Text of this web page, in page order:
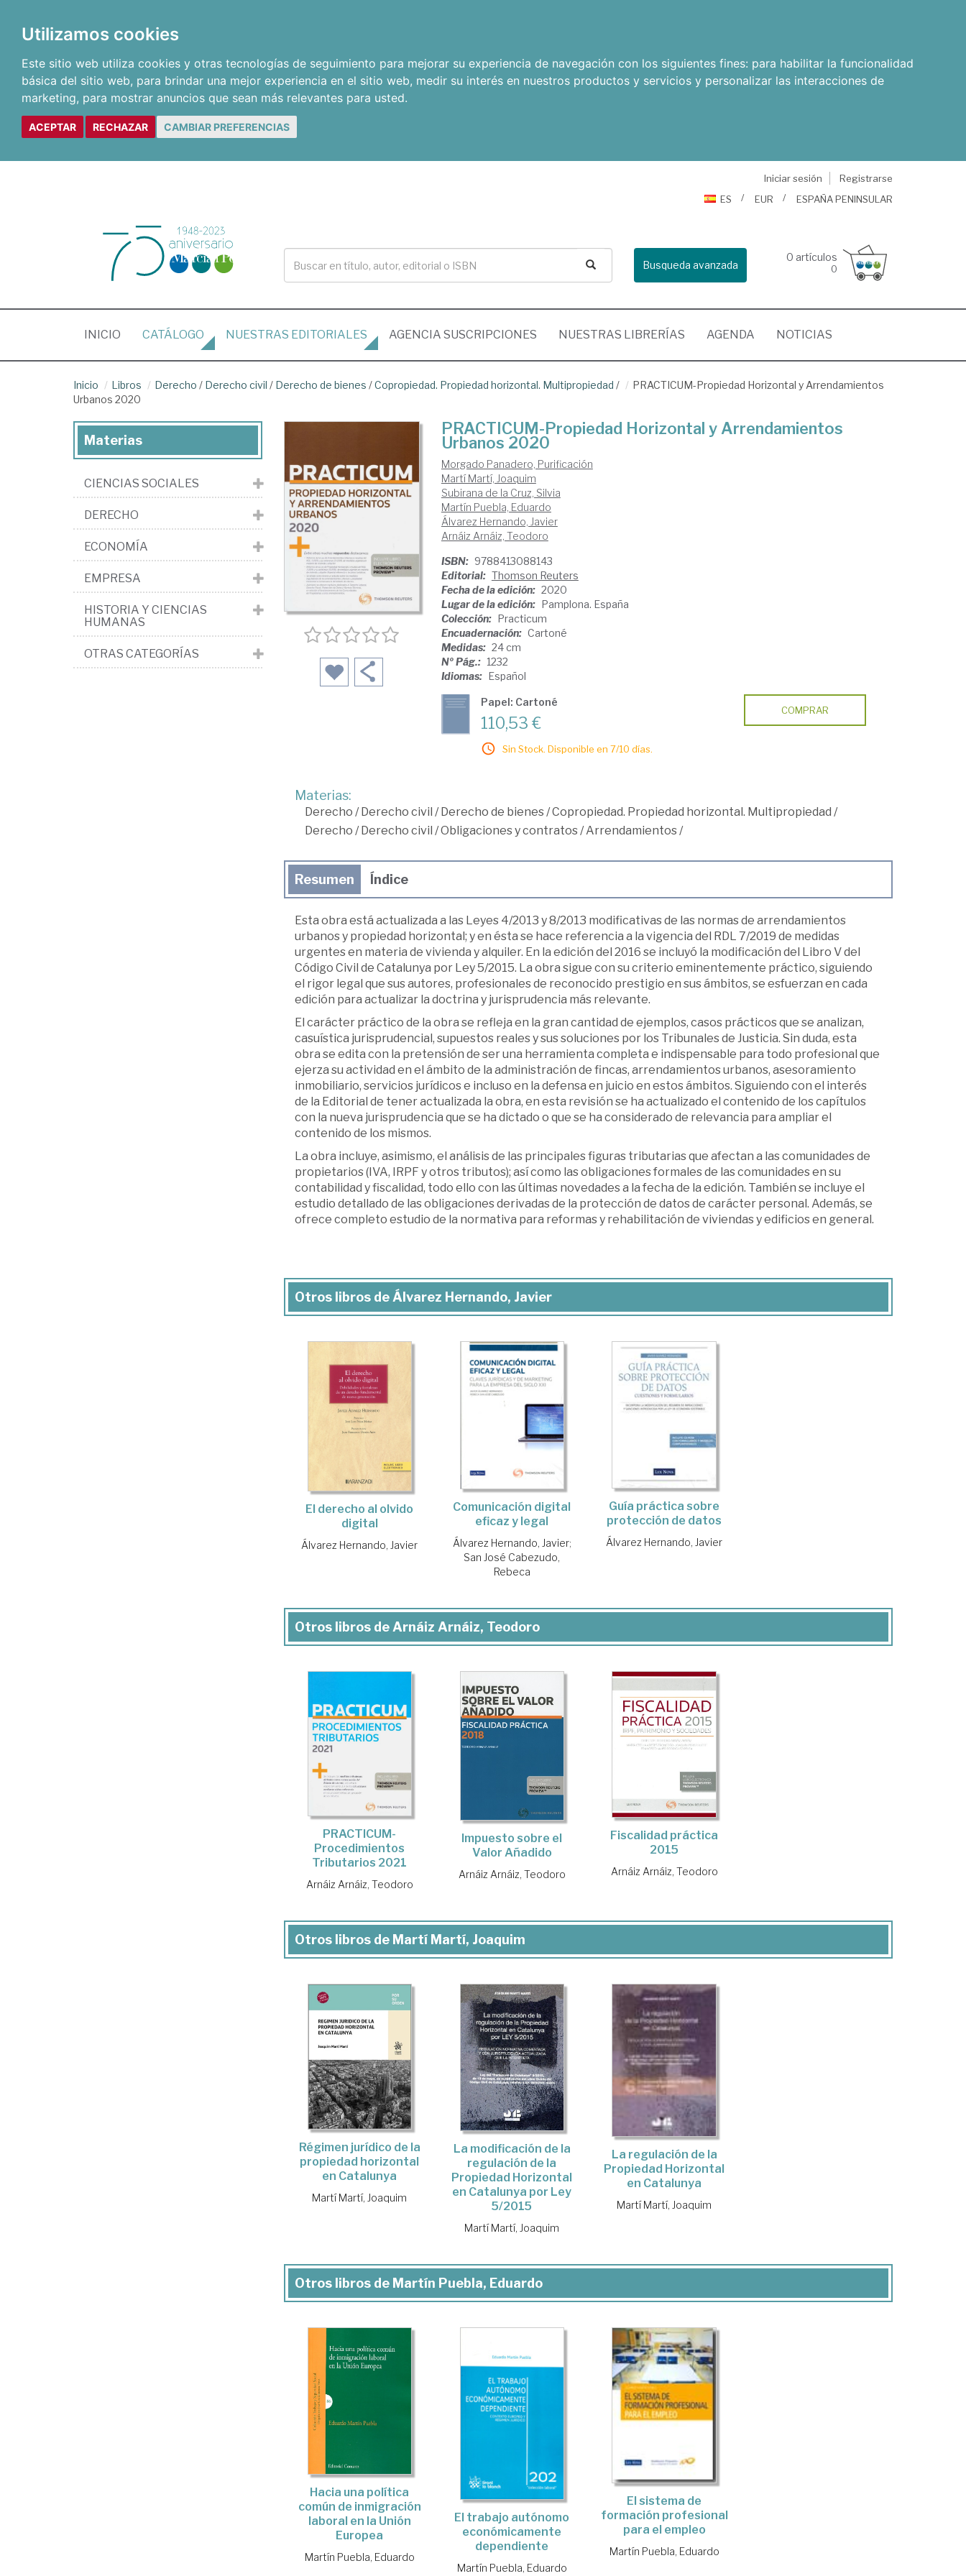
Utilizamos cookies
Este sitio web utiliza cookies y otras tecnologías de seguimiento para mejorar su experiencia de navegación con los siguientes fines: para habilitar la funcionalidad
básica del sitio web, para brindar una mejor experiencia en el sitio web, medir su interés en nuestros productos y servicios y personalizar las interacciones de
marketing, para mostrar anuncios que sean más relevantes para usted.
ACEPTAR RECHAZAR CAMBIAR PREFERENCIAS
Iniciar sesión
Registrarse
ES
EUR ESPAÑA PENINSULAR
Busqueda avanzada
0 artículos
0
INICIO (CURRENT)
CATÁLOGO NUESTRAS EDITORIALES AGENCIA SUSCRIPCIONES NUESTRAS LIBRERÍAS AGENDA NOTICIAS
Inicio Libros Derecho / Derecho civil / Derecho de bienes /Copropiedad. Propiedad horizontal. Multipropiedad /
PRACTICUM-Propiedad Horizontal y Arrendamientos
Urbanos 2020
PRACTICUM-Propiedad Horizontal y Arrendamientos
Urbanos 2020
Morgado Panadero, Purificación
Martí Martí, Joaquim
Subirana de la Cruz, Silvia
Martín Puebla, Eduardo
Álvarez Hernando, Javier
Arnáiz Arnáiz, Teodoro
ISBN: 9788413088143
Editorial: Thomson Reuters
Fecha de la edición: 2020
Lugar de la edición: Pamplona. España
Colección: Practicum
Encuadernación: Cartoné
Medidas: 24 cm
Nº Pág.: 1232
Idiomas: Español
Papel: Cartoné
110,53 €
Sin Stock. Disponible en 7/10 días.
COMPRAR
Materias:
Derecho /Derecho civil /Derecho de bienes/Copropiedad. Propiedad horizontal. Multipropiedad /
Derecho /Derecho civil /Obligaciones y contratos/Arrendamientos/
Resumen Índice
Esta obra está actualizada a las Leyes 4/2013 y 8/2013 modificativas de las normas de arrendamientos
urbanos y propiedad horizontal; y en ésta se hace referencia a la vigencia del RDL 7/2019 de medidas
urgentes en materia de vivienda y alquiler. En la edición del 2016 se incluyó la modificación del Libro V del
Código Civil de Catalunya por Ley 5/2015. La obra sigue con su criterio eminentemente práctico, siguiendo
el rigor legal que sus autores, profesionales de reconocido prestigio en sus ámbitos, se esfuerzan en cada
edición para actualizar la doctrina y jurisprudencia más relevante.
El carácter práctico de la obra se refleja en la gran cantidad de ejemplos, casos prácticos que se analizan,
casuística jurisprudencial, supuestos reales y sus soluciones por los Tribunales de Justicia. Sin duda, esta
obra se edita con la pretensión de ser una herramienta completa e indispensable para todo profesional que
ejerza su actividad en el ámbito de la administración de fincas, arrendamientos urbanos, asesoramiento
inmobiliario, servicios jurídicos e incluso en la defensa en juicio en estos ámbitos. Siguiendo con el interés
de la Editorial de tener actualizada la obra, en esta revisión se ha actualizado el contenido de los capítulos
con la nueva jurisprudencia que se ha dictado o que se ha considerado de relevancia para ampliar el
contenido de los mismos.
La obra incluye, asimismo, el análisis de las principales figuras tributarias que afectan a las comunidades de
propietarios (IVA, IRPF y otros tributos); así como las obligaciones formales de las comunidades en su
contabilidad y fiscalidad, todo ello con las últimas novedades a la fecha de la edición. También se incluye el
estudio detallado de las obligaciones derivadas de la protección de datos de carácter personal. Además, se
ofrece completo estudio de la normativa para reformas y rehabilitación de viviendas y edificios en general.
Otros libros de Álvarez Hernando, Javier
El derecho al olvido
digital
Álvarez Hernando, Javier
Comunicación digital
eficaz y legal
Álvarez Hernando, Javier;
San José Cabezudo,
Rebeca
Guía práctica sobre
protección de datos
Álvarez Hernando, Javier
Otros libros de Arnáiz Arnáiz, Teodoro
PRACTICUM-
Procedimientos
Tributarios 2021
Arnáiz Arnáiz, Teodoro
Impuesto sobre el
Valor Añadido
Arnáiz Arnáiz, Teodoro
Fiscalidad práctica
2015
Arnáiz Arnáiz, Teodoro
Otros libros de Martí Martí, Joaquim
Régimen jurídico de la
propiedad horizontal
en Catalunya
Martí Martí, Joaquim
La modificación de la
regulación de la
Propiedad Horizontal
en Catalunya por Ley
5/2015
Martí Martí, Joaquim
La regulación de la
Propiedad Horizontal
en Catalunya
Martí Martí, Joaquim
Otros libros de Martín Puebla, Eduardo
Hacia una política
común de inmigración
laboral en la Unión
Europea
Martín Puebla, Eduardo
El trabajo autónomo
económicamente
dependiente
Martín Puebla, Eduardo
El sistema de
formación profesional
para el empleo
Martín Puebla, Eduardo
Materias
CIENCIAS SOCIALES
DERECHO
ECONOMÍA
EMPRESA
HISTORIA Y CIENCIAS
HUMANAS
OTRAS CATEGORÍAS